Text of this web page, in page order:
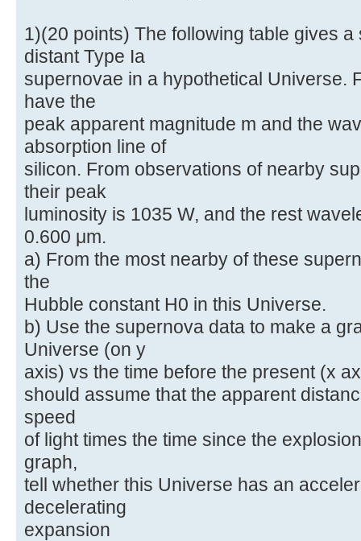
1)(20 points) The following table gives
distant Type Ia
supernovae in a hypothetical Universe.
have the
peak apparent magnitude m and the
absorption line of
silicon. From observations of nearby
their peak
luminosity is 1035 W, and the rest
0.600 μm.
a) From the most nearby of these
the
Hubble constant H0 in this Universe.
b) Use the supernova data to make a
Universe (on y
axis) vs the time before the present (x
should assume that the apparent
speed
of light times the time since the
graph,
tell whether this Universe has an
decelerating
expansion